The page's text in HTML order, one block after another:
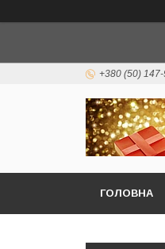
+380 (50)
ГОЛОВНА